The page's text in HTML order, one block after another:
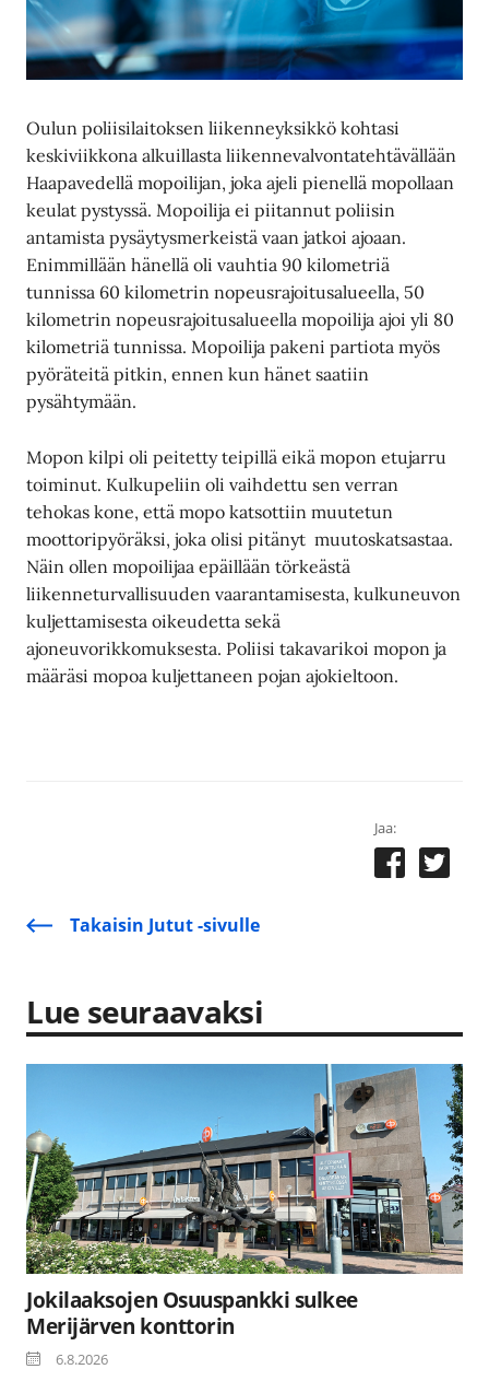
Oulun poliisilaitoksen liikenneyksikkö kohtasi
keskiviikkona alkuillasta liikennevalvontatehtävällään
Haapavedellä mopoilijan, joka ajeli pienellä mopollaan
keulat pystyssä. Mopoilija ei piitannut poliisin
antamista pysäytysmerkeistä vaan jatkoi ajoaan.
Enimmillään hänellä oli vauhtia 90 kilometriä
tunnissa 60 kilometrin nopeusrajoitusalueella, 50
kilometrin nopeusrajoitusalueella mopoilija ajoi yli 80
kilometriä tunnissa. Mopoilija pakeni partiota myös
pyöräteitä pitkin, ennen kun hänet saatiin
pysähtymään.
Mopon kilpi oli peitetty teipillä eikä mopon etujarru
toiminut. Kulkupeliin oli vaihdettu sen verran
tehokas kone, että mopo katsottiin muutetun
moottoripyöräksi, joka olisi pitänyt muutoskatsastaa.
Näin ollen mopoilijaa epäillään törkeästä
liikenneturvallisuuden vaarantamisesta, kulkuneuvon
kuljettamisesta oikeudetta sekä
ajoneuvorikkomuksesta. Poliisi takavarikoi mopon ja
määräsi mopoa kuljettaneen pojan ajokieltoon.
Jaa:
Takaisin Jutut -sivulle
Lue seuraavaksi
Jokilaaksojen Osuuspankki sulkee
Merijärven konttorin
6.8.2026